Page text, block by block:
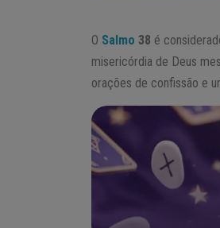
O Salmo 38 é
misericórdia de Deus
orações de confissão e